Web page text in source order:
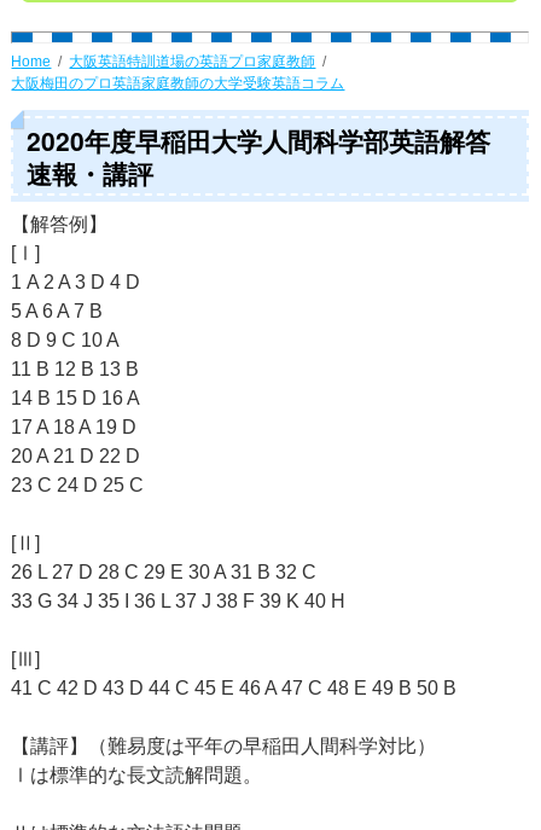
Home
大阪英語特訓道場の英語プロ家庭教師
大阪梅田のプロ英語家庭教師の大学受験英語コラム
2020年度早稲田大学人間科学部英語解答
速報・講評
【解答例】
[Ⅰ]
1 A 2 A 3 D 4 D
5 A 6 A 7 B
8 D 9 C 10 A
11 B 12 B 13 B
14 B 15 D 16 A
17 A 18 A 19 D
20 A 21 D 22 D
23 C 24 D 25 C
[Ⅱ]
26 L 27 D 28 C 29 E 30 A 31 B 32 C
33 G 34 J 35 I 36 L 37 J 38 F 39 K 40 H
[Ⅲ]
41 C 42 D 43 D 44 C 45 E 46 A 47 C 48 E 49 B 50 B
【講評】（難易度は平年の早稲田人間科学対比）
Ⅰは標準的な長文読解問題。